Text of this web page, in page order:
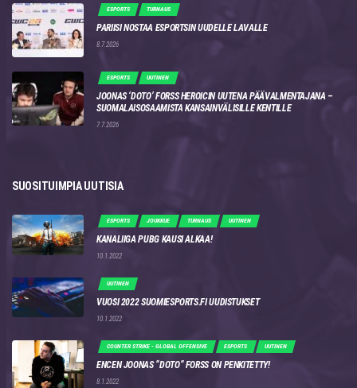
ESPORTS TURNAUS
PARIISI NOSTAA ESPORTSIN UUDELLE LAVALLE
8.7.2026
ESPORTS UUTINEN
JOONAS ‘DOTO’ FORSS HEROICIN UUTENA PÄÄVALMENTAJANA –
SUOMALAISOSAAMISTA KANSAINVÄLISILLE KENTILLE
7.7.2026
SUOSITUIMPIA UUTISIA
ESPORTS JOUKKUE TURNAUS UUTINEN
KANALIIGA PUBG KAUSI ALKAA!
10.1.2022
UUTINEN
VUOSI 2022 SUOMIESPORTS.FI UUDISTUKSET
10.1.2022
COUNTER STRIKE - GLOBAL OFFENSIVE ESPORTS UUTINEN
ENCEN JOONAS “DOTO” FORSS ON PENKITETTY!
8.1.2022